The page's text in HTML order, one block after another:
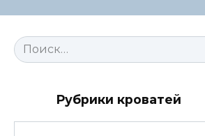
Search
for:
Рубрики кроватей